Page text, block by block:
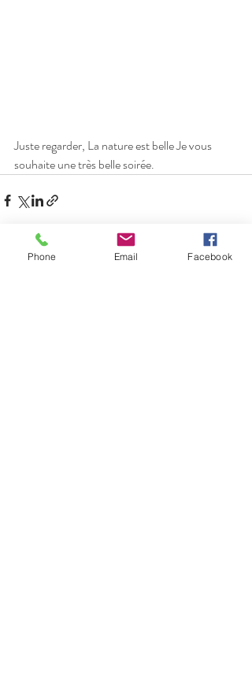
Juste regarder, La nature est belle Je vous
souhaite une très belle soirée.
Phone Email Facebook